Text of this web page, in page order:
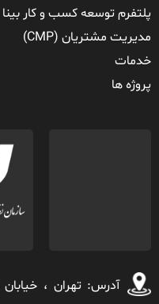
پلتفرم توسعه کسب و کار بینا
مدیریت مشتریان (CMP)
خدمات
پروژه ها
آدرس: تهران ، خيابان